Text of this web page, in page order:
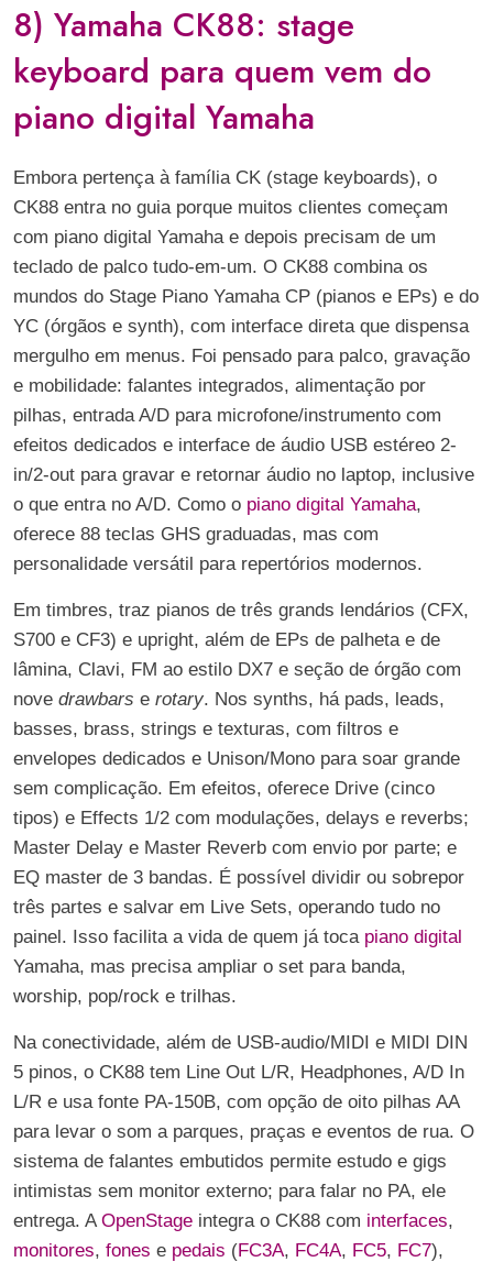
8) Yamaha CK88: stage
keyboard para quem vem do
piano digital Yamaha
Embora pertença à família CK (stage keyboards), o
CK88 entra no guia porque muitos clientes começam
com piano digital Yamaha e depois precisam de um
teclado de palco tudo-em-um. O CK88 combina os
mundos do Stage Piano Yamaha CP (pianos e EPs) e do
YC (órgãos e synth), com interface direta que dispensa
mergulho em menus. Foi pensado para palco, gravação
e mobilidade: falantes integrados, alimentação por
pilhas, entrada A/D para microfone/instrumento com
efeitos dedicados e interface de áudio USB estéreo 2-
in/2-out para gravar e retornar áudio no laptop, inclusive
o que entra no A/D. Como o piano digital Yamaha,
oferece 88 teclas GHS graduadas, mas com
personalidade versátil para repertórios modernos.
Em timbres, traz pianos de três grands lendários (CFX,
S700 e CF3) e upright, além de EPs de palheta e de
lâmina, Clavi, FM ao estilo DX7 e seção de órgão com
nove drawbars e rotary. Nos synths, há pads, leads,
basses, brass, strings e texturas, com filtros e
envelopes dedicados e Unison/Mono para soar grande
sem complicação. Em efeitos, oferece Drive (cinco
tipos) e Effects 1/2 com modulações, delays e reverbs;
Master Delay e Master Reverb com envio por parte; e
EQ master de 3 bandas. É possível dividir ou sobrepor
três partes e salvar em Live Sets, operando tudo no
painel. Isso facilita a vida de quem já toca piano digital
Yamaha, mas precisa ampliar o set para banda,
worship, pop/rock e trilhas.
Na conectividade, além de USB-audio/MIDI e MIDI DIN
5 pinos, o CK88 tem Line Out L/R, Headphones, A/D In
L/R e usa fonte PA-150B, com opção de oito pilhas AA
para levar o som a parques, praças e eventos de rua. O
sistema de falantes embutidos permite estudo e gigs
intimistas sem monitor externo; para falar no PA, ele
entrega. AOpenStage integra o CK88 com interfaces,
monitores, fones e pedais (FC3A, FC4A, FC5, FC7),